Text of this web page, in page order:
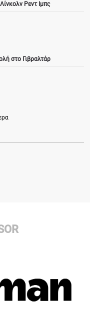
Ρεντ Ιμπς
στο Γιβραλτάρ